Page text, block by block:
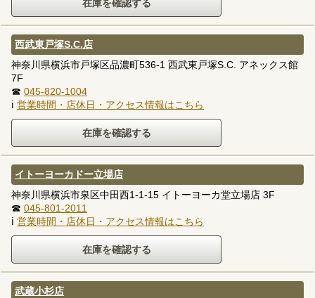
西武東戸塚S.C.店
神奈川県横浜市戸塚区品濃町536-1 西武東戸塚S.C. アネックス館
7F
☎ 045-820-1004
ℹ 営業時間・店休日・アクセス情報はこちら
イトーヨーカドー立場店
神奈川県横浜市泉区中田西1-1-15 イトーヨーカ堂立場店 3F
☎ 045-801-2011
ℹ 営業時間・店休日・アクセス情報はこちら
武蔵小杉店